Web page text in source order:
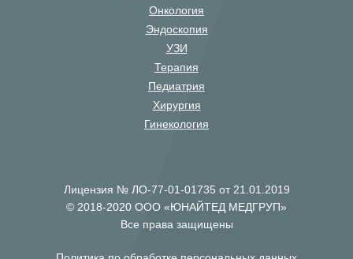
Онкология
Эндоскопия
УЗИ
Терапия
Педиатрия
Хирургия
Гинекология
Лицензия № ЛО-77-01-01735 от 21.01.2019
© 2018-2020 ООО «ЮНАЙТЕД МЕДГРУП»
Все права защищены